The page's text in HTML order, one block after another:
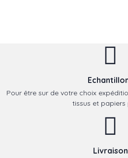
Pour être sur de votre choix
tissus et papiers
Livraison